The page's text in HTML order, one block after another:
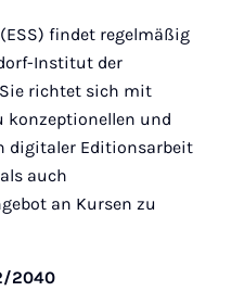
findet regelmäßig
Institut der
richtet sich mit
konzeptionellen und
digitaler Editionsarbeit
auch
an Kursen zu
2040